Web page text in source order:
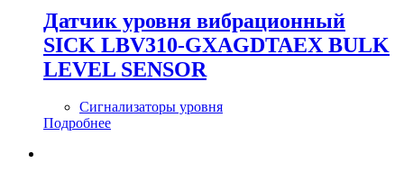
Датчик уровня вибрационный
SICK LBV310-GXAGDTAEX BULK
LEVEL SENSOR
Сигнализаторы уровня
Подробнее